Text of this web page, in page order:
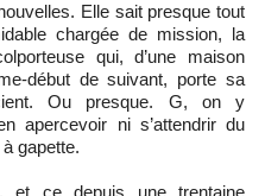
Elle sait presque tout
chargée de mission, la
qui, d’une maison
début de suivant, porte sa
Ou presque. G, on y
apercevoir ni s’attendrir du
gapette.
et ce depuis une trentaine